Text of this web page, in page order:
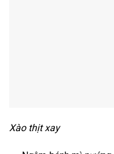
Xào thịt xay